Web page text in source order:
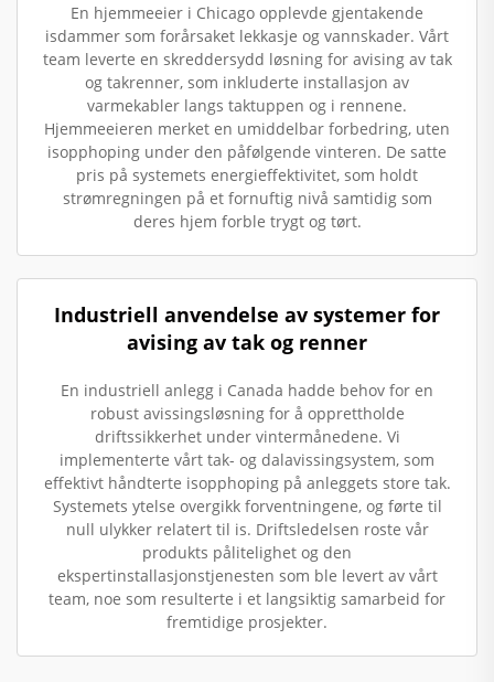
En hjemmeeier i Chicago opplevde gjentakende
isdammer som forårsaket lekkasje og vannskader. Vårt
team leverte en skreddersydd løsning for avising av tak
og takrenner, som inkluderte installasjon av
varmekabler langs taktuppen og i rennene.
Hjemmeeieren merket en umiddelbar forbedring, uten
isopphoping under den påfølgende vinteren. De satte
pris på systemets energieffektivitet, som holdt
strømregningen på et fornuftig nivå samtidig som
deres hjem forble trygt og tørt.
Industriell anvendelse av systemer for
avising av tak og renner
En industriell anlegg i Canada hadde behov for en
robust avissingsløsning for å opprettholde
driftssikkerhet under vintermånedene. Vi
implementerte vårt tak- og dalavissingsystem, som
effektivt håndterte isopphoping på anleggets store tak.
Systemets ytelse overgikk forventningene, og førte til
null ulykker relatert til is. Driftsledelsen roste vår
produkts pålitelighet og den
ekspertinstallasjonstjenesten som ble levert av vårt
team, noe som resulterte i et langsiktig samarbeid for
fremtidige prosjekter.